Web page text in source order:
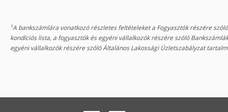
1A bankszámlára vonatkozó részletes feltételeket a Fogyasztók részére
kondíciós lista, a fogyasztók és egyéni vállalkozók részére szóló
egyéni vállalkozók részére szóló Általános Lakossági Üzletszabályzat